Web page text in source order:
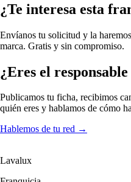
¿Te interesa esta
Envíanos tu solicitud y la
marca. Gratis y sin compromiso.
¿Eres el
Publicamos tu ficha, recibimos
quién eres y hablamos de cómo
Hablemos de tu red →
Lavalux